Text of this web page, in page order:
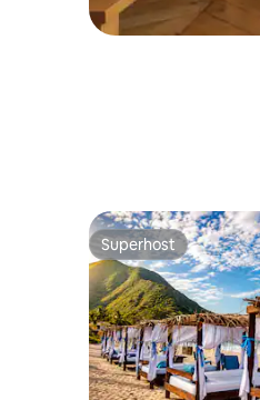
Superhost
Superhost